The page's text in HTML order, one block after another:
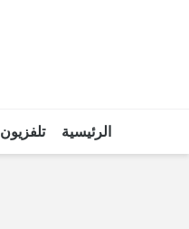
الرئيسية تلفزيون